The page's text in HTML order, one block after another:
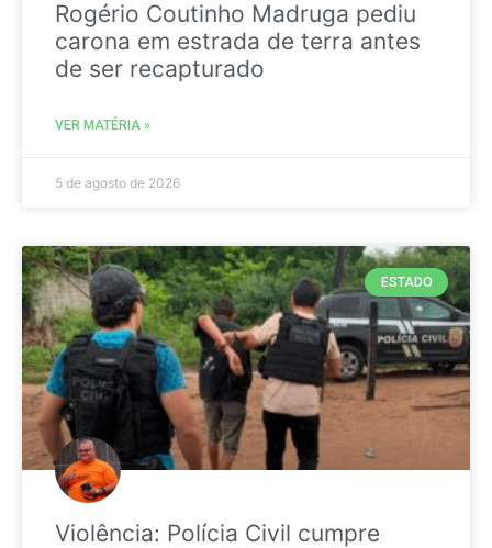
Rogério Coutinho Madruga pediu
carona em estrada de terra antes
de ser recapturado
VER MATÉRIA »
5 de agosto de 2026
ESTADO
Violência: Polícia Civil cumpre